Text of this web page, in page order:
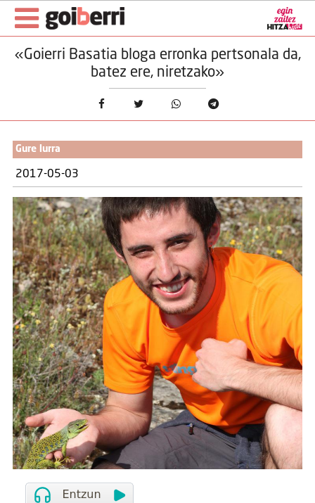
«Goierri Basatia bloga erronka pertsonala da,
batez ere, niretzako»
Gure lurra
2017-05-03